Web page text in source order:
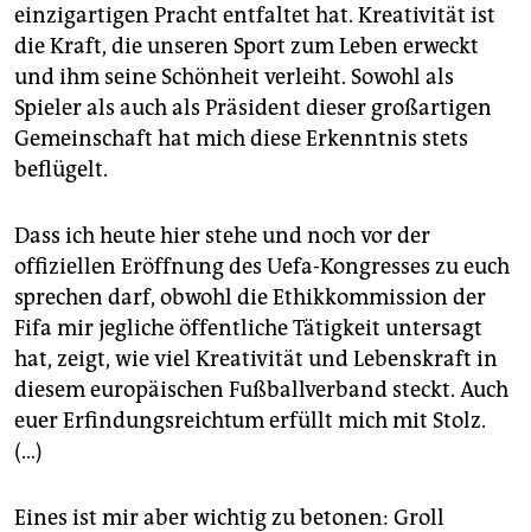
einzigartigen Pracht entfaltet hat. Kreativität ist
die Kraft, die unseren Sport zum Leben erweckt
und ihm seine Schönheit verleiht. Sowohl als
Spieler als auch als Präsident dieser großartigen
Gemeinschaft hat mich diese Erkenntnis stets
beflügelt.
Dass ich heute hier stehe und noch vor der
offiziellen Eröffnung des Uefa-Kongresses zu euch
sprechen darf, obwohl die Ethikkommission der
Fifa mir jegliche öffentliche Tätigkeit untersagt
hat, zeigt, wie viel Kreativität und Lebenskraft in
diesem europäischen Fußballverband steckt. Auch
euer Erfindungsreichtum erfüllt mich mit Stolz.
(…)
Eines ist mir aber wichtig zu betonen: Groll